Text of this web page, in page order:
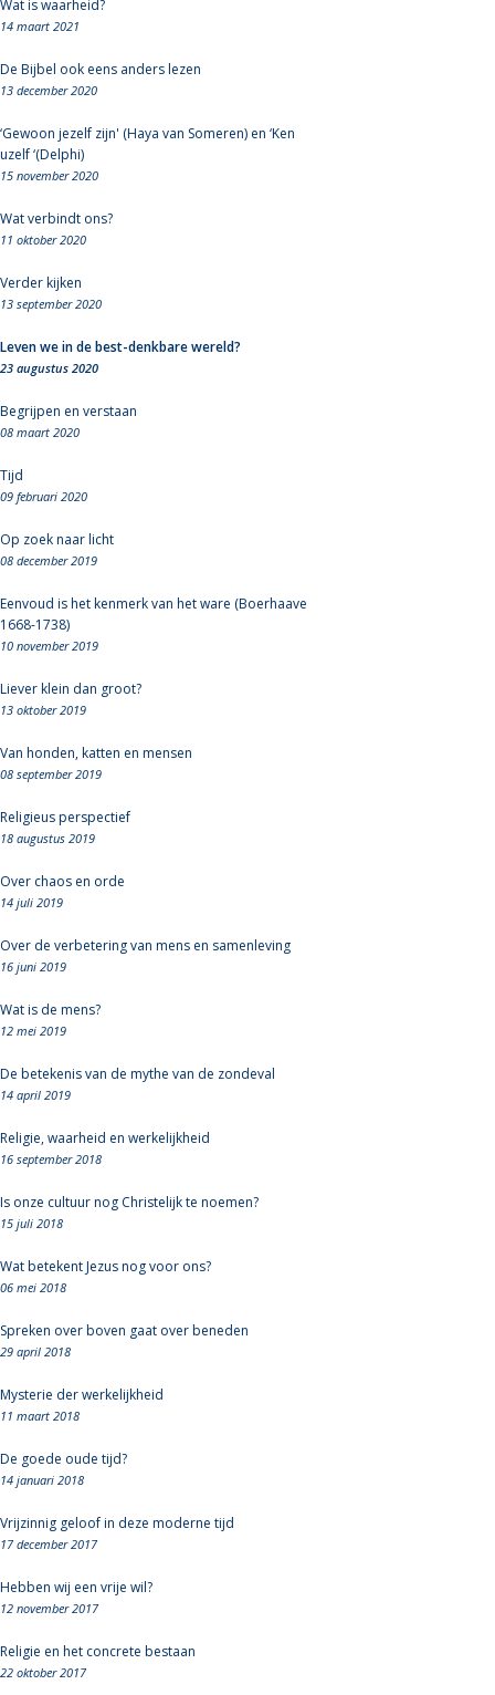
Wat is waarheid?
14 maart 2021
De Bijbel ook eens anders lezen
13 december 2020
‘Gewoon jezelf zijn' (Haya van Someren) en ‘Ken
uzelf ‘(Delphi)
15 november 2020
Wat verbindt ons?
11 oktober 2020
Verder kijken
13 september 2020
Leven we in de best-denkbare wereld?
23 augustus 2020
Begrijpen en verstaan
08 maart 2020
Tijd
09 februari 2020
Op zoek naar licht
08 december 2019
Eenvoud is het kenmerk van het ware (Boerhaave
1668-1738)
10 november 2019
Liever klein dan groot?
13 oktober 2019
Van honden, katten en mensen
08 september 2019
Religieus perspectief
18 augustus 2019
Over chaos en orde
14 juli 2019
Over de verbetering van mens en samenleving
16 juni 2019
Wat is de mens?
12 mei 2019
De betekenis van de mythe van de zondeval
14 april 2019
Religie, waarheid en werkelijkheid
16 september 2018
Is onze cultuur nog Christelijk te noemen?
15 juli 2018
Wat betekent Jezus nog voor ons?
06 mei 2018
Spreken over boven gaat over beneden
29 april 2018
Mysterie der werkelijkheid
11 maart 2018
De goede oude tijd?
14 januari 2018
Vrijzinnig geloof in deze moderne tijd
17 december 2017
Hebben wij een vrije wil?
12 november 2017
Religie en het concrete bestaan
22 oktober 2017